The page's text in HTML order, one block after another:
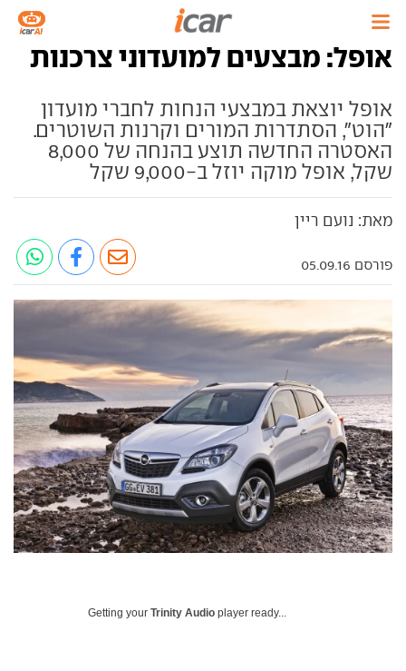
אופל: מבצעים למועדוני צרכנות
אופל יוצאת במבצעי הנחות לחברי מועדון
"הוט", הסתדרות המורים וקרנות השוטרים.
האסטרה החדשה תוצע בהנחה של 8,000
שקל, אופל מוקה יוזל ב-9,000 שקל
מאת: נועם ריין
פורסם 05.09.16
Getting your Trinity Audio player ready...